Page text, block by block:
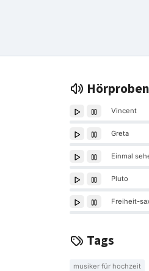
Hörproben
Vincent
Greta
Einmal
Pluto
Freiheit-
Tags
musiker für hochzeit